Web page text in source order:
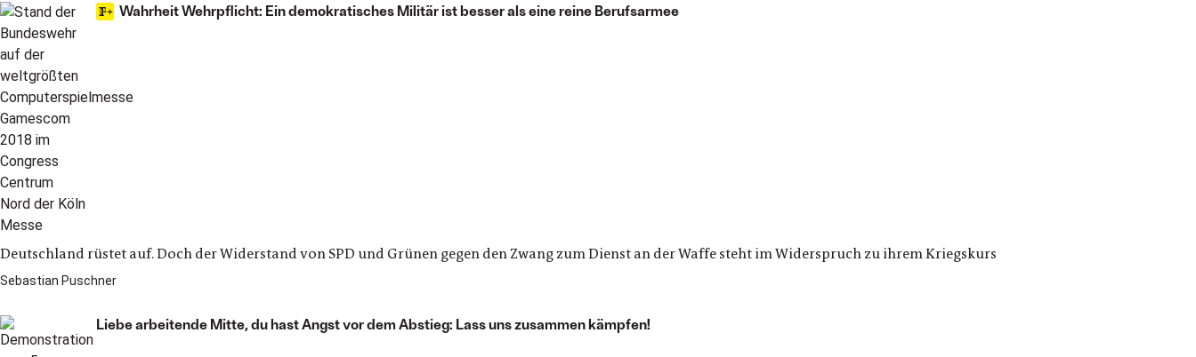
Wahrheit Wehrpflicht: Ein demokratisches Militär ist besser als eine reine Berufsarmee
Deutschland rüstet auf. Doch der Widerstand von SPD und Grünen gegen den Zwang zum Dienst an der Waffe steht im Widerspruch zu ihrem Kriegskurs
Sebastian Puschner
Liebe arbeitende Mitte, du hast Angst vor dem Abstieg: Lass uns zusammen kämpfen!